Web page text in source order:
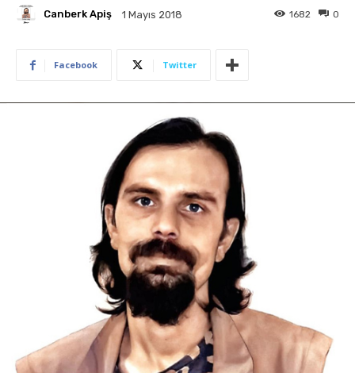
Canberk Apiş 1 Mayıs 2018 0
1682
Facebook Twitter